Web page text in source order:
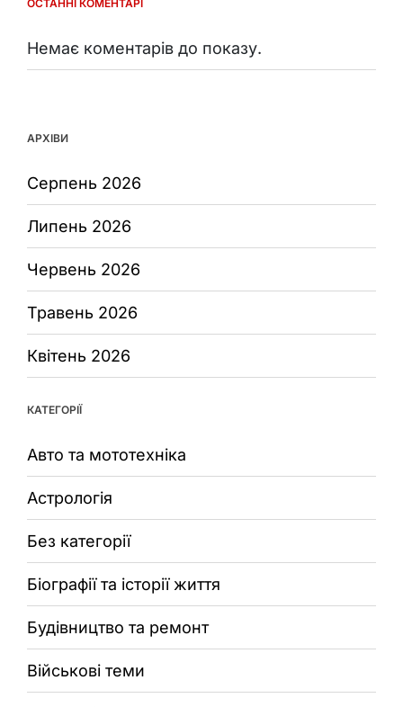
ОСТАННІ КОМЕНТАРІ
Немає коментарів до показу.
АРХІВИ
Серпень 2026
Липень 2026
Червень 2026
Травень 2026
Квітень 2026
КАТЕГОРІЇ
Авто та мототехніка
Астрологія
Без категорії
Біографії та історії життя
Будівництво та ремонт
Військові теми